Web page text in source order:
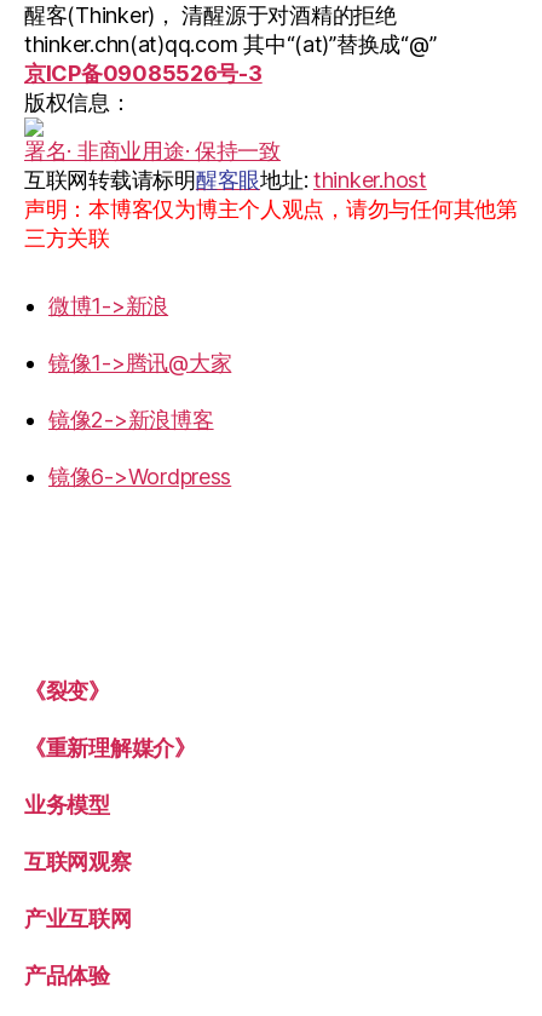
醒客(Thinker)， 清醒源于对酒精的拒绝
thinker.chn(at)qq.com 其中“(at)”替换成“@”
京ICP备09085526号-3
版权信息：
署名· 非商业用途· 保持一致
互联网转载请标明醒客眼地址: thinker.host
声明：本博客仅为博主个人观点，请勿与任何其他第
三方关联
微博1->新浪
镜像1->腾讯@大家
镜像2->新浪博客
镜像6->Wordpress
《裂变》
《重新理解媒介》
业务模型
互联网观察
产业互联网
产品体验